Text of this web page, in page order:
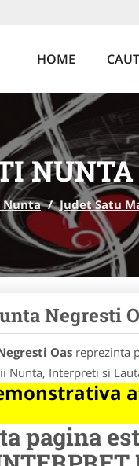
HOME
NUNTA
/ Judet Satu
Negresti
Oasreprezinta
Nunta, Interpreti si
pagina